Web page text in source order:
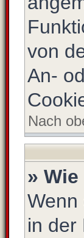
von
An-
Nach
»
Wenn
in der